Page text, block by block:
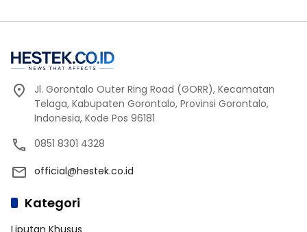
Jl. Gorontalo Outer Ring Road (GORR), Kecamatan
Telaga, Kabupaten Gorontalo, Provinsi Gorontalo,
Indonesia, Kode Pos 96181
0851 8301 4328
official@hestek.co.id
Kategori